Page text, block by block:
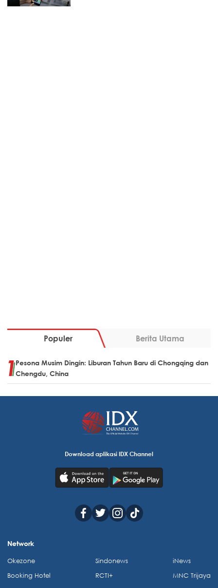
Populer Berita Utama
Pesona Musim Dingin: Liburan Tahun Baru di Chongqing dan
Chengdu, China
Download aplikasi IDX Channel
Network
Okezone
Booking Hotel
Sindonews
RCTI+
iNews
MNC Trijaya